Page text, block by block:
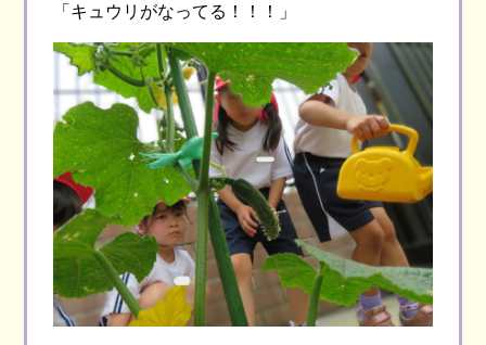
「キュウリがなってる！！！」